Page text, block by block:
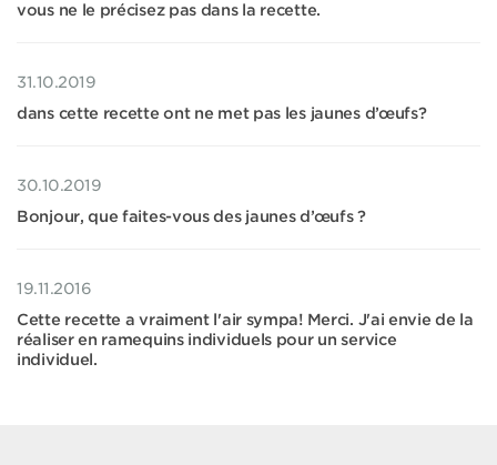
vous ne le précisez pas dans la recette.
31.10.2019
dans cette recette ont ne met pas les jaunes d’œufs?
30.10.2019
Bonjour, que faites-vous des jaunes d’œufs ?
19.11.2016
Cette recette a vraiment l'air sympa! Merci. J'ai envie de la
réaliser en ramequins individuels pour un service
individuel.